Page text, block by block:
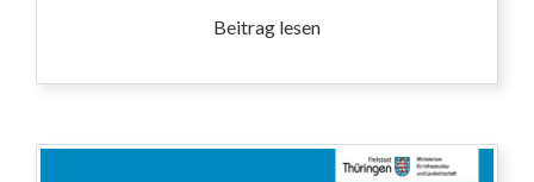
Beitrag lesen